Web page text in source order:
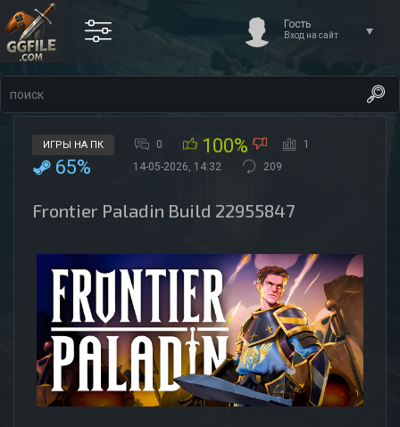
Гость
Вход на сайт
ИГРЫ НА ПК 0 100% 1
65% 14-05-2026, 14:32 209
Frontier Paladin Build 22955847